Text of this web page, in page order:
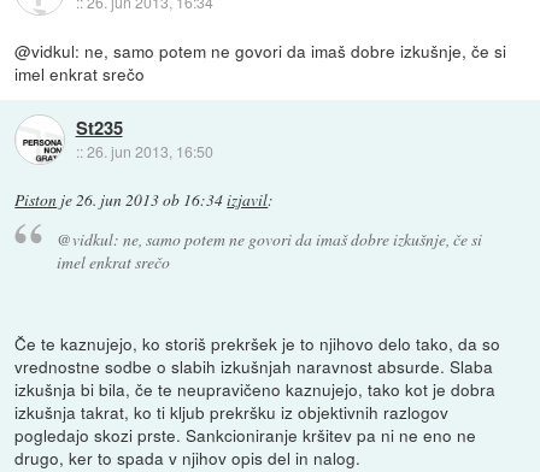
@vidkul: ne, samo potem ne govori da imaš dobre izkušnje, če si
imel enkrat srečo
St235
::26. jun 2013, 16:50
Piston je26. jun 2013 ob 16:34izjavil:
@vidkul: ne, samo potem ne govori da imaš dobre izkušnje, če si
imel enkrat srečo
Če te kaznujejo, ko storiš prekršek je to njihovo delo tako, da so
vrednostne sodbe o slabih izkušnjah naravnost absurde. Slaba
izkušnja bi bila, če te neupravičeno kaznujejo, tako kot je dobra
izkušnja takrat, ko ti kljub prekršku iz objektivnih razlogov
pogledajo skozi prste. Sankcioniranje kršitev pa ni ne eno ne
drugo, ker to spada v njihov opis del in nalog.